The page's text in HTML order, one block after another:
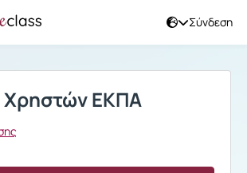
Σύνδεση
Χρηστών ΕΚΠΑ